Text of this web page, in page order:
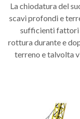
La chiodatura del
scavi profondi e
sufficienti fattori
rottura durante e
terreno e talvolta